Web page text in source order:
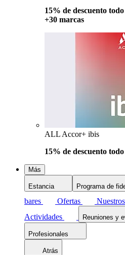
15% de descuento
+30 marcas
ALL Accor+ ibis
15% de descuento
Más
Estancia Programa de
bares
Ofertas
Actividades
Reuniones y
Profesionales
Atrás